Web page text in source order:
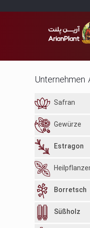
Unternehmen
Safran
Gewürze
Estragon
Borretsch
Süßholz